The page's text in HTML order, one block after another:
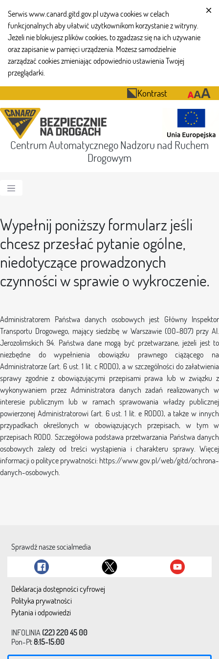
Serwis www.canard.gitd.gov.pl używa cookies w celach
funkcjonalnych aby ułatwić użytkownikom korzystanie z witryny.
Jeżeli nie blokujesz plików cookies, to zgadzasz się na ich używanie
oraz zapisanie w pamięci urządzenia. Możesz samodzielnie
zarządzać cookies zmieniając odpowiednio ustawienia Twojej
przeglądarki.
Kontrast
Centrum Automatycznego Nadzoru nad Ruchem
Drogowym
Wypełnij poniższy formularz jeśli
chcesz przesłać pytanie ogólne,
niedotyczące prowadzonych
czynności w sprawie o wykroczenie.
Administratorem Państwa danych osobowych jest Główny Inspektor
Transportu Drogowego, mający siedzibę w Warszawie (00-807) przy Al.
Jerozolimskich 94. Państwa dane mogą być przetwarzane, jeżeli jest to
niezbędne do wypełnienia obowiązku prawnego ciążącego na
Administratorze (art. 6 ust. 1 lit. c RODO), a w szczególności do załatwienia
sprawy zgodnie z obowiązującymi przepisami prawa lub w związku z
wykonywaniem przez Administratora danych zadań realizowanych w
interesie publicznym lub w ramach sprawowania władzy publicznej
powierzonej Administratorowi (art. 6 ust. 1 lit. e RODO), a także w innych
przypadkach określonych w obowiązujących przepisach, w tym w
przepisach RODO. Szczegółowa podstawa przetwarzania Państwa danych
osobowych zależy od treści wystąpienia i charakteru sprawy. Więcej
informacji o polityce prywatności: https://www.gov.pl/web/gitd/ochrona-
danych-osobowych.
Sprawdź nasze socialmedia
Deklaracja dostępności cyfrowej
Polityka prywatności
Pytania i odpowiedzi
INFOLINIA (22) 220 45 00
Pon-Pt8:15-15:00